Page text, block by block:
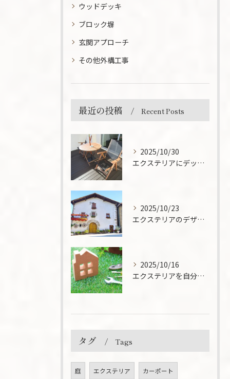
ウッドデッキ
ブロック塀
玄関アプローチ
その他外構工事
最近の投稿 Recent Posts
2025/10/30
エクステリアにデッキテラスを取り入れる魅力とは？設置のメリットと活用法を解説
2025/10/23
エクステリアのデザインで住まいの印象が変わる！プロが教えるポイントとは？
2025/10/16
エクステリアを自分で！DIYでできる外構工事のアイディアと注意点
タグ Tags
庭 エクステリア カーポート